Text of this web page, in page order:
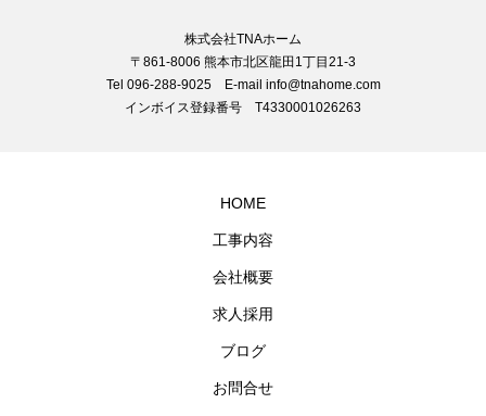
株式会社TNAホーム
〒861-8006 熊本市北区龍田1丁目21-3
Tel 096-288-9025 E-mail info@tnahome.com
インボイス登録番号 T4330001026263
HOME
工事内容
会社概要
求人採用
ブログ
お問合せ